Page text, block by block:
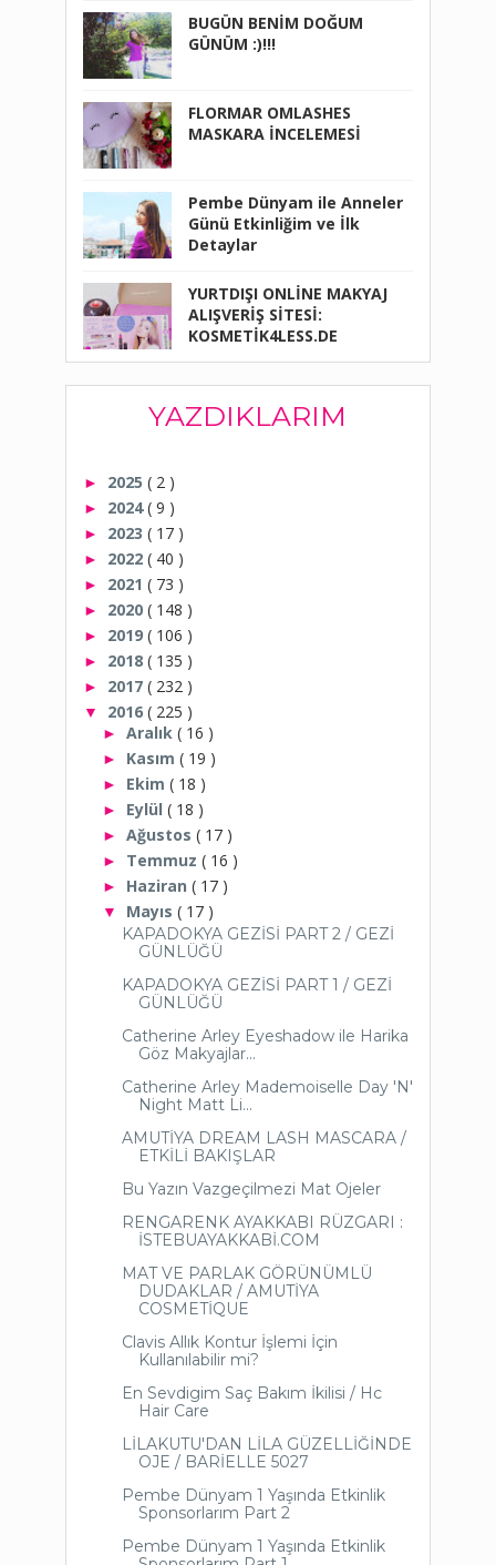
BUGÜN BENİM DOĞUM
GÜNÜM :)!!!
FLORMAR OMLASHES
MASKARA İNCELEMESİ
Pembe Dünyam ile Anneler
Günü Etkinliğim ve İlk
Detaylar
YURTDIŞI ONLİNE MAKYAJ
ALIŞVERİŞ SİTESİ:
KOSMETİK4LESS.DE
YAZDIKLARIM
► 2025 ( 2 )
► 2024( 9 )
► 2023 ( 17 )
► 2022 ( 40 )
► 2021 ( 73 )
► 2020 ( 148 )
► 2019 ( 106 )
► 2018 ( 135 )
► 2017 ( 232 )
▼ 2016 ( 225 )
► Aralık ( 16 )
► Kasım ( 19 )
► Ekim ( 18 )
► Eylül ( 18 )
► Ağustos ( 17 )
► Temmuz ( 16 )
► Haziran ( 17 )
▼ Mayıs ( 17 )
KAPADOKYA GEZİSİ PART 2 / GEZİ
GÜNLÜĞÜ
KAPADOKYA GEZİSİ PART 1 / GEZİ
GÜNLÜĞÜ
Catherine Arley Eyeshadow ile Harika
Göz Makyajlar...
Catherine Arley Mademoiselle Day 'N'
Night Matt Li...
AMUTİYA DREAM LASH MASCARA /
ETKİLİ BAKIŞLAR
Bu Yazın Vazgeçilmezi Mat Ojeler
RENGARENK AYAKKABI RÜZGARI :
İSTEBUAYAKKABİ.COM
MAT VE PARLAK GÖRÜNÜMLÜ
DUDAKLAR / AMUTİYA
COSMETİQUE
Clavis Allık Kontur İşlemi İçin
Kullanılabilir mi?
En Sevdigim Saç Bakım İkilisi / Hc
Hair Care
LİLAKUTU'DAN LİLA GÜZELLİĞİNDE
OJE / BARİELLE 5027
Pembe Dünyam 1 Yaşında Etkinlik
Sponsorlarım Part 2
Pembe Dünyam 1 Yaşında Etkinlik